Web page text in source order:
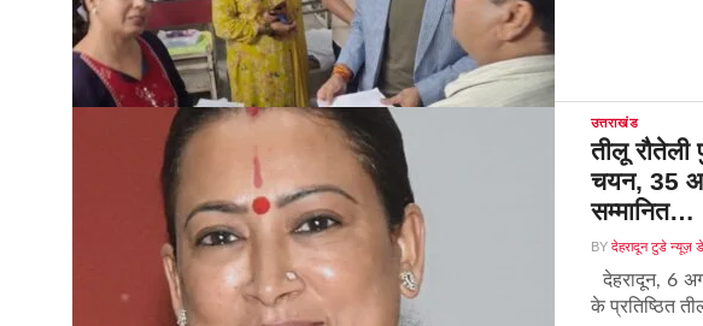
उत्तराखंड
तीलू
चयन, 35
सम्मानित…
BY देहरादून टुडे न्यूज़
देहरादून, 6
के प्रतिष्ठित